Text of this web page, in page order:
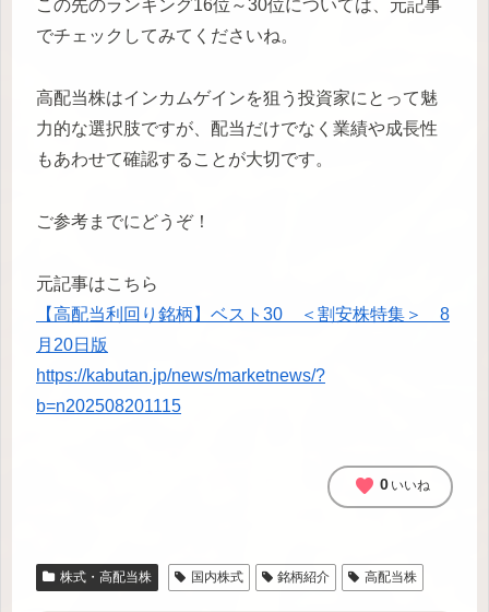
この先のランキング16位～30位については、元記事
でチェックしてみてくださいね。
高配当株はインカムゲインを狙う投資家にとって魅
力的な選択肢ですが、配当だけでなく業績や成長性
もあわせて確認することが大切です。
ご参考までにどうぞ！
元記事はこちら
【高配当利回り銘柄】ベスト30 ＜割安株特集＞ 8
月20日版
https://kabutan.jp/news/marketnews/?
b=n202508201115
favorite 0 いいね
株式・高配当株 国内株式 銘柄紹介 高配当株